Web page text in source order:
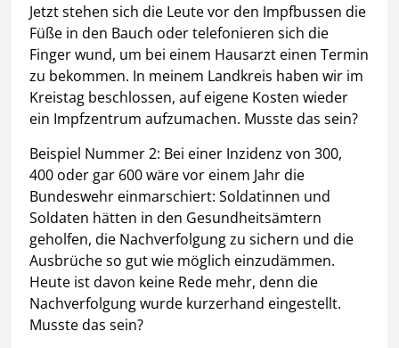
Jetzt stehen sich die Leute vor den Impfbussen die
Füße in den Bauch oder telefonieren sich die
Finger wund, um bei einem Hausarzt einen Termin
zu bekommen. In meinem Landkreis haben wir im
Kreistag beschlossen, auf eigene Kosten wieder
ein Impfzentrum aufzumachen. Musste das sein?
Beispiel Nummer 2: Bei einer Inzidenz von 300,
400 oder gar 600 wäre vor einem Jahr die
Bundeswehr einmarschiert: Soldatinnen und
Soldaten hätten in den Gesundheitsämtern
geholfen, die Nachverfolgung zu sichern und die
Ausbrüche so gut wie möglich einzudämmen.
Heute ist davon keine Rede mehr, denn die
Nachverfolgung wurde kurzerhand eingestellt.
Musste das sein?